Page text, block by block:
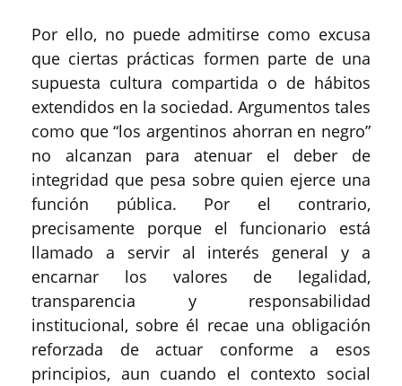
Por ello, no puede admitirse como excusa
que ciertas prácticas formen parte de una
supuesta cultura compartida o de hábitos
extendidos en la sociedad. Argumentos tales
como que “los argentinos ahorran en negro”
no alcanzan para atenuar el deber de
integridad que pesa sobre quien ejerce una
función pública. Por el contrario,
precisamente porque el funcionario está
llamado a servir al interés general y a
encarnar los valores de legalidad,
transparencia y responsabilidad
institucional, sobre él recae una obligación
reforzada de actuar conforme a esos
principios, aun cuando el contexto social